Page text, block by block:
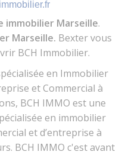
immobilier Marseille.
Marseille. Bexter vous
BCH Immobilier.
en Immobilier
et Commercial à
BCH IMMO est une
en immobilier
et d’entreprise à
BCH IMMO c'est avant